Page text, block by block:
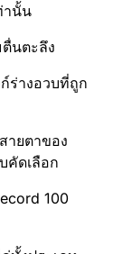
านั้น
นตะลึง
ร่างอวบที่ถูก
ายตาของ
คัดเลือก
100